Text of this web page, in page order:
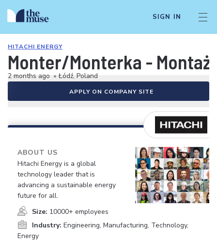
SIGN IN
HITACHI ENERGY
Monter/Monterka - Montaż
2 months ago • Łódź, Poland
APPLY ON COMPANY SITE
ABOUT US
Hitachi Energy is a global
technology leader that is
advancing a sustainable energy
future for all.
Size: 10000+ employees
Industry: Engineering, Manufacturing, Technology,
Energy